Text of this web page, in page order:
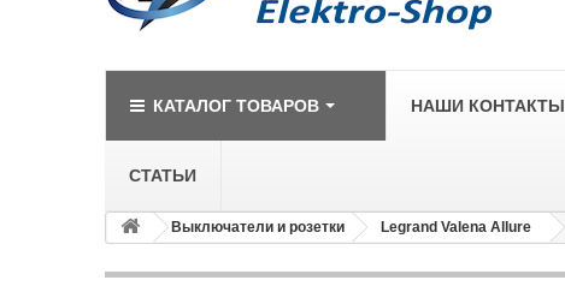
КАТАЛОГ ТОВАРОВ
LEGRAND
НАШИ КОНТАКТЫ
СТАТЬИ
Выключатели и розетки Legrand Valena Allure